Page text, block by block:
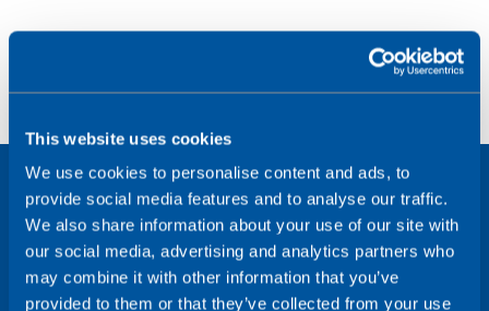
This website uses cookies
We use cookies to personalise content and ads, to
provide social media features and to analyse our traffic.
We also share information about your use of our site with
our social media, advertising and analytics partners who
may combine it with other information that you’ve
provided to them or that they’ve collected from your use